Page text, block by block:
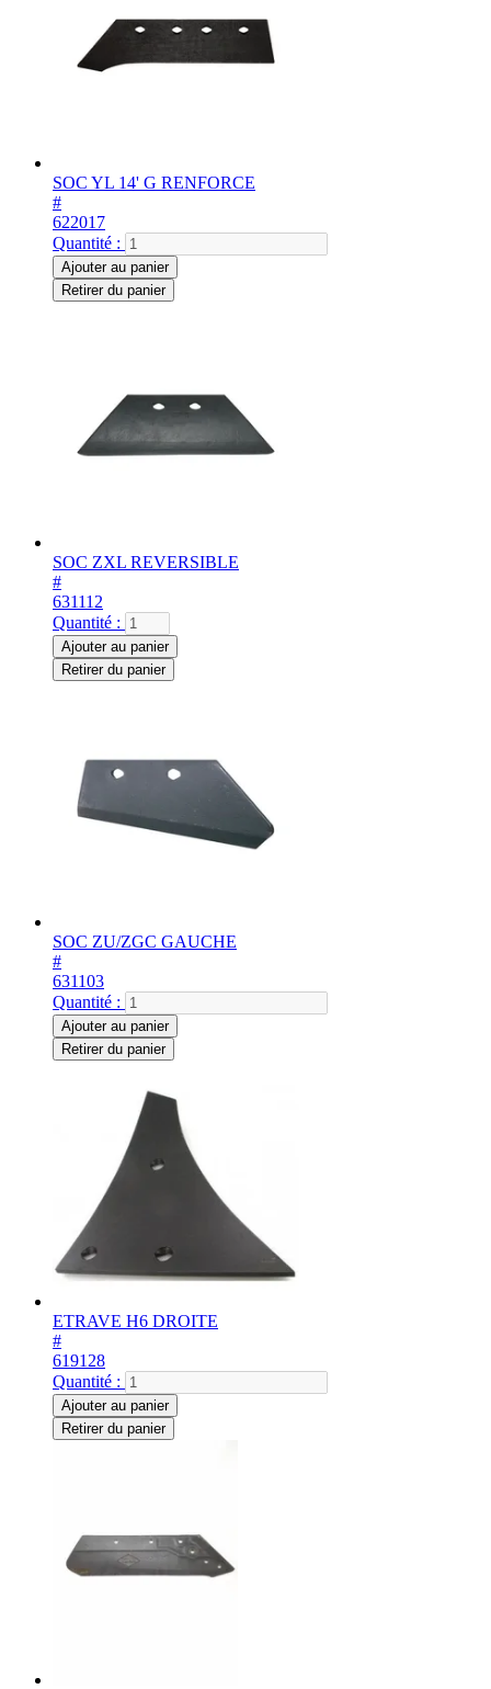
SOC YL 14' G RENFORCE
#
622017
Quantité :
Ajouter au panier
Retirer du panier
SOC ZXL REVERSIBLE
#
631112
Quantité :
Ajouter au panier
Retirer du panier
SOC ZU/ZGC GAUCHE
#
631103
Quantité :
Ajouter au panier
Retirer du panier
ETRAVE H6 DROITE
#
619128
Quantité :
Ajouter au panier
Retirer du panier